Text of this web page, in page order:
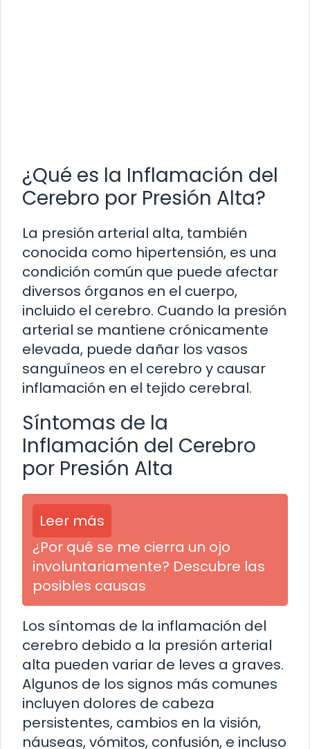
¿Qué es la Inflamación del
Cerebro por Presión Alta?
La presión arterial alta, también
conocida como hipertensión, es una
condición común que puede afectar
diversos órganos en el cuerpo,
incluido el cerebro. Cuando la presión
arterial se mantiene crónicamente
elevada, puede dañar los vasos
sanguíneos en el cerebro y causar
inflamación en el tejido cerebral.
Síntomas de la
Inflamación del Cerebro
por Presión Alta
Leer más
¿Por qué se me cierra un ojo
involuntariamente? Descubre las
posibles causas
Los síntomas de la inflamación del
cerebro debido a la presión arterial
alta pueden variar de leves a graves.
Algunos de los signos más comunes
incluyen dolores de cabeza
persistentes, cambios en la visión,
náuseas, vómitos, confusión, e incluso